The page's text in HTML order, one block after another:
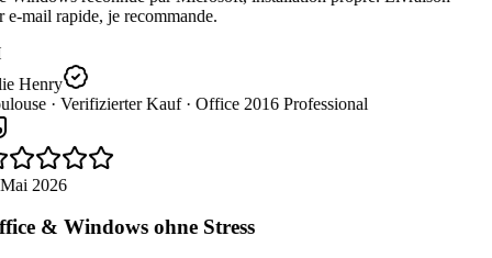
e-mail rapide, je recommande.
Henry
· Verifizierter Kauf · Office 2016 Professional
2026
& Windows ohne Stress